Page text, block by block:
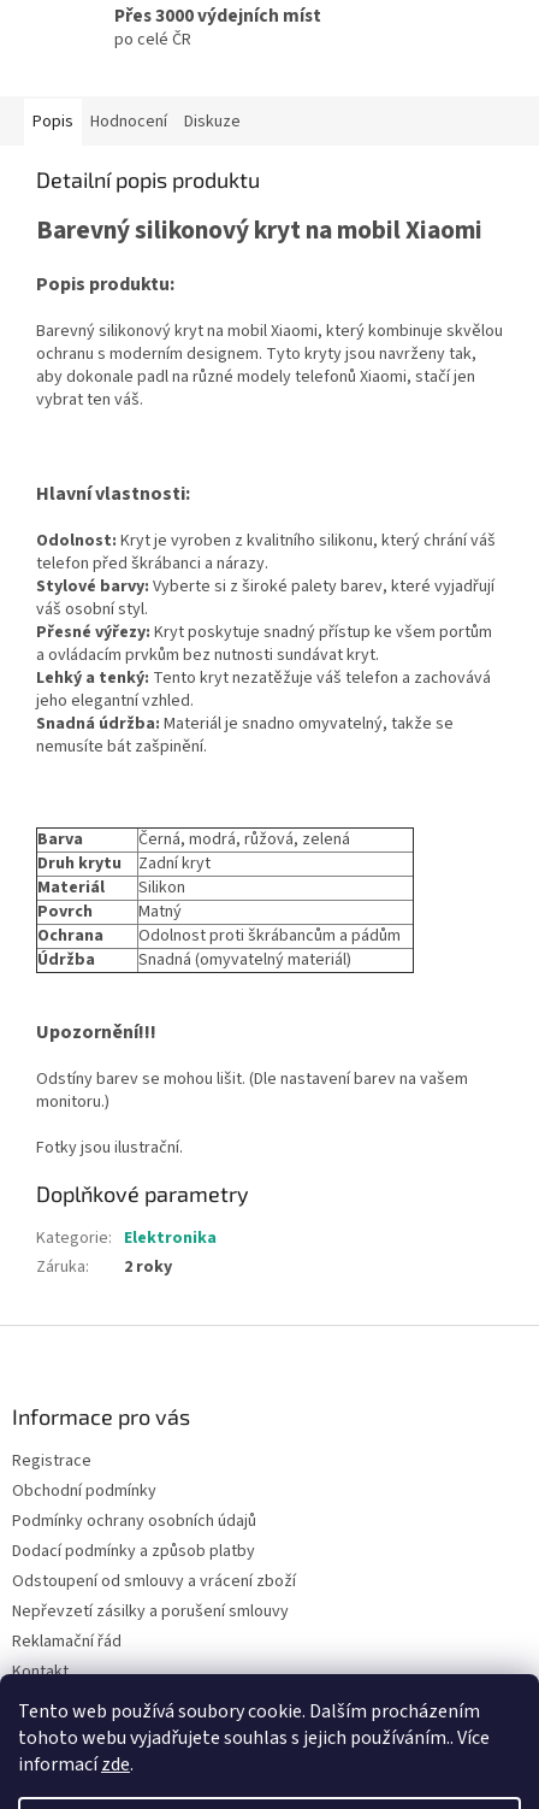
Tento web používá soubory cookie. Dalším procházením
tohoto webu vyjadřujete souhlas s jejich používáním.. Více
informacízde.
Přes 3000 výdejních míst
po celé ČR
Popis Hodnocení Diskuze
Detailní popis produktu
Barevný silikonový kryt na mobil Xiaomi
Popis produktu:
Barevný silikonový kryt na mobil Xiaomi, který kombinuje skvělou
ochranu s moderním designem. Tyto kryty jsou navrženy tak,
aby dokonale padl na různé modely telefonů Xiaomi, stačí jen
vybrat ten váš.
Hlavní vlastnosti:
Odolnost: Kryt je vyroben z kvalitního silikonu, který chrání váš
telefon před škrábanci a nárazy.
Stylové barvy: Vyberte si z široké palety barev, které vyjadřují
váš osobní styl.
Přesné výřezy: Kryt poskytuje snadný přístup ke všem portům
a ovládacím prvkům bez nutnosti sundávat kryt.
Lehký a tenký: Tento kryt nezatěžuje váš telefon a zachovává
jeho elegantní vzhled.
Snadná údržba: Materiál je snadno omyvatelný, takže se
nemusíte bát zašpinění.
Barva
Černá, modrá, růžová, zelená
Druh krytu
Zadní kryt
Materiál
Silikon
Povrch
Matný
Ochrana
Odolnost proti škrábancům a pádům
Údržba
Snadná (omyvatelný materiál)
Upozornění!!!
Odstíny barev se mohou lišit. (Dle nastavení barev na vašem
monitoru.)
Fotky jsou ilustrační.
Doplňkové parametry
Kategorie: Elektronika
Záruka: 2 roky
Informace pro vás
Registrace
Obchodní podmínky
Podmínky ochrany osobních údajů
Dodací podmínky a způsob platby
Odstoupení od smlouvy a vrácení zboží
Nepřevzetí zásilky a porušení smlouvy
Reklamační řád
Kontakt
Napište nám